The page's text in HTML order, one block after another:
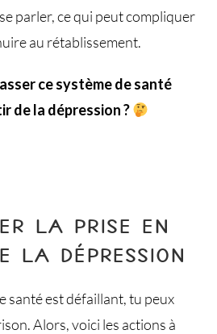
parler, ce qui peut compliquer
au rétablissement.
ce système de santé
de la dépression ?
LA PRISE EN
LA DÉPRESSION
santé est défaillant, tu peux
Alors, voici les actions à